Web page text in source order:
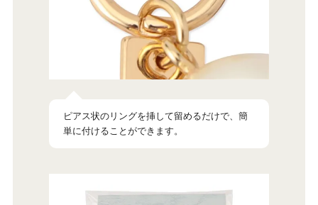
ピアス状のリングを挿して留めるだけで、簡
単に付けることができます。